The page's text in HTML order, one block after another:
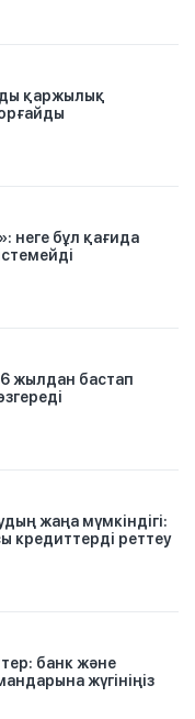
қаржылық
неге бұл қағида
жылдан бастап
жаңа мүмкіндігі:
кредиттерді реттеу
банк және
жүгініңіз